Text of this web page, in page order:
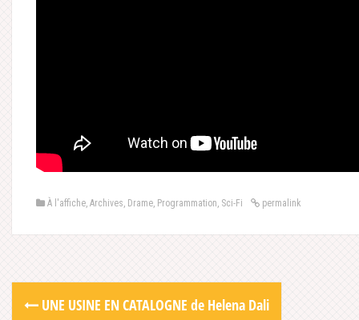
À l'affiche, Archives, Drame, Programmation, Sci-Fi permalink
PostUNE USINE EN CATALOGNE de Helena Dali